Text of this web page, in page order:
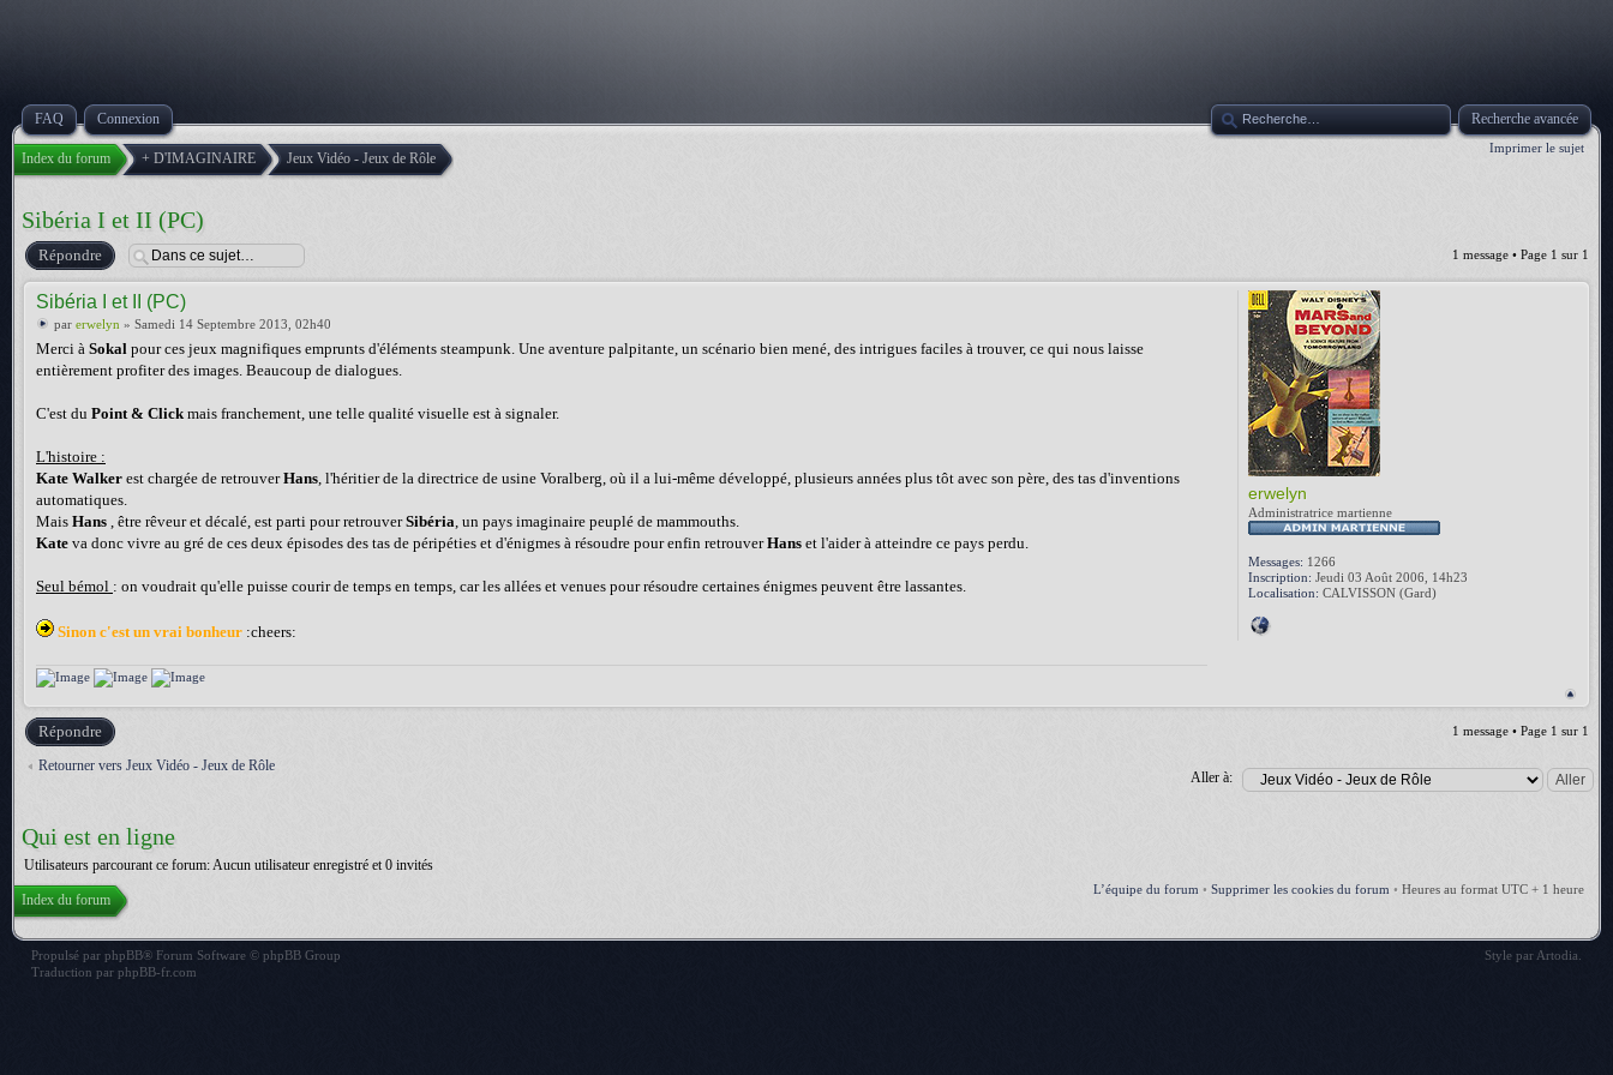
FAQ Connexion Recherche avancée
Imprimer le sujet
Index du forum + D'IMAGINAIRE Jeux Vidéo - Jeux de Rôle
Sibéria I et II (PC)
Répondre 1 message • Page 1 sur 1
Sibéria I et II (PC)
par erwelyn » Samedi 14 Septembre 2013, 02h40
Merci à Sokal pour ces jeux magnifiques emprunts d'éléments steampunk. Une aventure palpitante, un scénario bien mené, des intrigues faciles à trouver, ce qui nous laisse
entièrement profiter des images. Beaucoup de dialogues.
C'est du Point & Click mais franchement, une telle qualité visuelle est à signaler.
L'histoire :
Kate Walker est chargée de retrouverHans, l'héritier de la directrice de usine Voralberg, où il a lui-même développé, plusieurs années plus tôt avec son père, des tas d'inventions
automatiques.
Mais Hans , être rêveur et décalé, est parti pour retrouverSibéria, un pays imaginaire peuplé de mammouths.
Kate va donc vivre au gré de ces deux épisodes des tas de péripéties et d'énigmes à résoudre pour enfin retrouverHans et l'aider à atteindre ce pays perdu.
Seul bémol : on voudrait qu'elle puisse courir de temps en temps, car les allées et venues pour résoudre certaines énigmes peuvent être lassantes.
Sinon c'est un vrai bonheur :cheers:
erwelyn
Administratrice martienne
Messages: 1266
Inscription: Jeudi 03 Août 2006, 14h23
Localisation: CALVISSON (Gard)
Répondre 1 message • Page 1 sur 1
Retourner vers Jeux Vidéo - Jeux de Rôle
Aller à:
Qui est en ligne
Utilisateurs parcourant ce forum: Aucun utilisateur enregistré et 0 invités
L’équipe du forum • Supprimer les cookies du forum • Heures au format UTC + 1 heure
Index du forum
Propulsé par phpBB® Forum Software © phpBB Group
Traduction par phpBB-fr.com
Style par Artodia